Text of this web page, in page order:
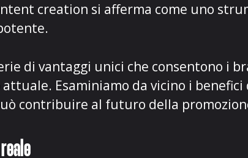
creation si afferma come uno
di vantaggi unici che consentono i
Esaminiamo da vicino i
contribuire al futuro della